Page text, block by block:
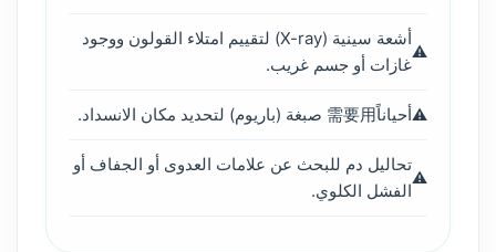
أشعة سينية (X-ray) لتقييم امتلاء القولون ووجود
غازات أو جسم غريب.
أحياناً需要用 صبغة (باريوم) لتحديد مكان الانسداد.
تحاليل دم للبحث عن علامات العدوى أو الجفاف أو
الفشل الكلوي.